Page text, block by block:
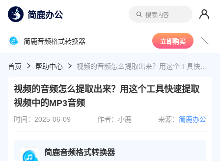
简鹿办公 搜索内容
简鹿音频格式转换器 立即购买
首页 帮助中心
视频的音频怎么提取出来？用这个工具快速提取
视频中的MP3音频
时间：2025-06-09 作者：小鹿 来源： 简鹿办公
简鹿音频格式转换器